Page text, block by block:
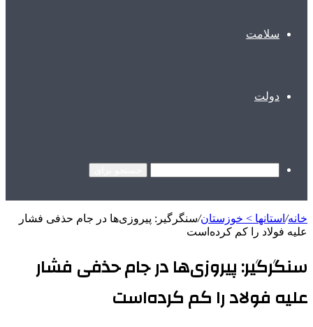
سلامت
دولت
خانه/ استانها > خوزستان/سنگرگیر: پیروزی‌ها در جام حذفی فشار
علیه فولاد را کم کرده‌است
سنگرگیر: پیروزی‌ها در جام حذفی فشار
علیه فولاد را کم کرده‌است